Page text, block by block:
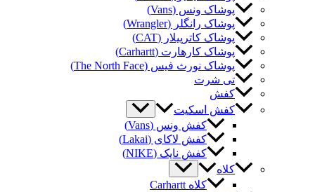
پوشاک ونس (Vans)
پوشاک رانگلر (Wrangler)
پوشاک کاترپیلار (CAT)
پوشاک کارهارت (Carhartt)
پوشاک نورث فیس (The North Face)
تی شرت
کفش
کفش اسکیت
کفش ونس (Vans)
کفش لاکای (Lakai)
کفش نایک (NIKE)
کلاه
کلاه Carhartt